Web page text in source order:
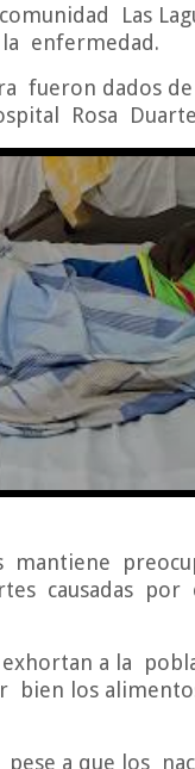
comunidad Las
enfermedad.
fueron dados
Rosa
mantiene
causadas por
exhortan a la
bien los
pese a que los